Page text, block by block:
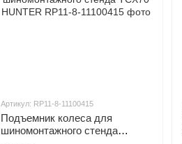
Артикул: RP11-8-11100415
Подъемник колеса для
шиномонтажного стенда